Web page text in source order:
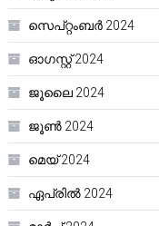
സെപ്റ്റംബർ 2024
ഓഗസ്റ്റ്‌ 2024
ജൂലൈ 2024
ജൂൺ 2024
മെയ്‌ 2024
ഏപ്രിൽ 2024